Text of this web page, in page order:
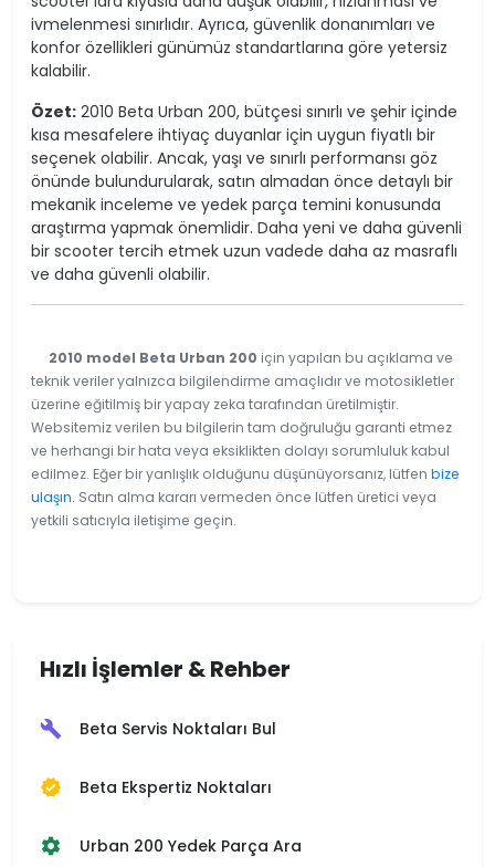
ivmelenmesi sınırlıdır. Ayrıca, güvenlik donanımları ve
konfor özellikleri günümüz standartlarına göre yetersiz
kalabilir.
Özet: 2010 Beta Urban 200, bütçesi sınırlı ve şehir içinde
kısa mesafelere ihtiyaç duyanlar için uygun fiyatlı bir
seçenek olabilir. Ancak, yaşı ve sınırlı performansı göz
önünde bulundurularak, satın almadan önce detaylı bir
mekanik inceleme ve yedek parça temini konusunda
araştırma yapmak önemlidir. Daha yeni ve daha güvenli
bir scooter tercih etmek uzun vadede daha az masraflı
ve daha güvenli olabilir.
2010 model Beta Urban 200 için yapılan bu açıklama ve
teknik veriler yalnızca bilgilendirme amaçlıdır ve motosikletler
üzerine eğitilmiş bir yapay zeka tarafından üretilmiştir.
Websitemiz verilen bu bilgilerin tam doğruluğu garanti etmez
ve herhangi bir hata veya eksiklikten dolayı sorumluluk kabul
edilmez. Eğer bir yanlışlık olduğunu düşünüyorsanız, lütfen bize
ulaşın. Satın alma kararı vermeden önce lütfen üretici veya
yetkili satıcıyla iletişime geçin.
Hızlı İşlemler & Rehber
build Beta Servis Noktaları Bul
verified Beta Ekspertiz Noktaları
settings Urban 200 Yedek Parça Ara